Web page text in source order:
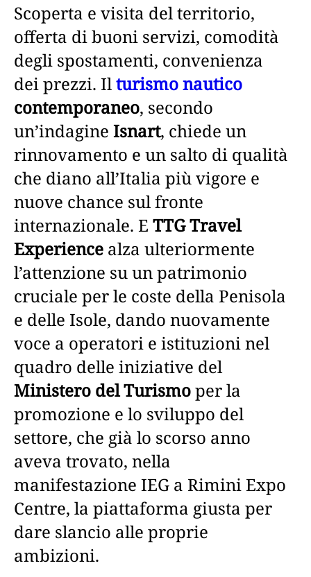
Scoperta e visita del territorio,
offerta di buoni servizi, comodità
degli spostamenti, convenienza
dei prezzi. Ilturismo nautico
contemporaneo, secondo
un’indagine Isnart, chiede un
rinnovamento e un salto di qualità
che diano all’Italia più vigore e
nuove chance sul fronte
internazionale. E TTG Travel
Experience alza ulteriormente
l’attenzione su un patrimonio
cruciale per le coste della Penisola
e delle Isole, dando nuovamente
voce a operatori e istituzioni nel
quadro delle iniziative del
Ministero del Turismoper la
promozione e lo sviluppo del
settore, che già lo scorso anno
aveva trovato, nella
manifestazione IEG a Rimini Expo
Centre, la piattaforma giusta per
dare slancio alle proprie
ambizioni.